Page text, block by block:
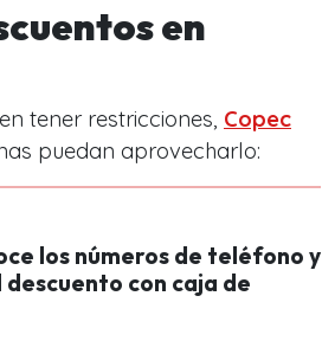
en
tener restricciones, Copec
puedan aprovecharlo:
los números de teléfono y
con caja de